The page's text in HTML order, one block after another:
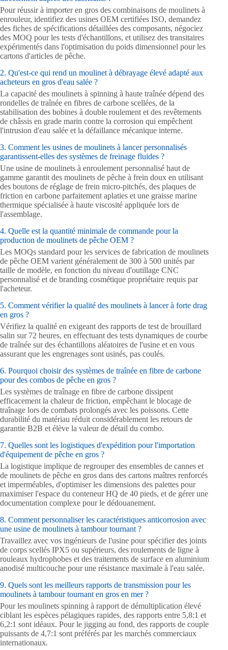
Pour réussir à importer en gros des combinaisons de moulinets à
enrouleur, identifiez des usines OEM certifiées ISO, demandez
des fiches de spécifications détaillées des composants, négociez
des MOQ pour les tests d'échantillons, et utilisez des transitaires
expérimentés dans l'optimisation du poids dimensionnel pour les
cartons d'articles de pêche.
2. Qu'est-ce qui rend un moulinet à débrayage élevé adapté aux
acheteurs en gros d'eau salée ?
La capacité des moulinets à spinning à haute traînée dépend des
rondelles de traînée en fibres de carbone scellées, de la
stabilisation des bobines à double roulement et des revêtements
de châssis en grade marin contre la corrosion qui empêchent
l'intrusion d'eau salée et la défaillance mécanique interne.
3. Comment les usines de moulinets à lancer personnalisés
garantissent-elles des systèmes de freinage fluides ?
Une usine de moulinets à enroulement personnalisé haut de
gamme garantit des moulinets de pêche à frein doux en utilisant
des boutons de réglage de frein micro-pitchés, des plaques de
friction en carbone parfaitement aplaties et une graisse marine
thermique spécialisée à haute viscosité appliquée lors de
l'assemblage.
4. Quelle est la quantité minimale de commande pour la
production de moulinets de pêche OEM ?
Les MOQs standard pour les services de fabrication de moulinets
de pêche OEM varient généralement de 300 à 500 unités par
taille de modèle, en fonction du niveau d'outillage CNC
personnalisé et de branding cosmétique propriétaire requis par
l'acheteur.
5. Comment vérifier la qualité des moulinets à lancer à forte drag
en gros ?
Vérifiez la qualité en exigeant des rapports de test de brouillard
salin sur 72 heures, en effectuant des tests dynamiques de courbe
de traînée sur des échantillons aléatoires de l'usine et en vous
assurant que les engrenages sont usinés, pas coulés.
6. Pourquoi choisir des systèmes de traînée en fibre de carbone
pour des combos de pêche en gros ?
Les systèmes de traînage en fibre de carbone dissipent
efficacement la chaleur de friction, empêchant le blocage de
traînage lors de combats prolongés avec les poissons. Cette
durabilité du matériau réduit considérablement les retours de
garantie B2B et élève la valeur de détail du combo.
7. Quelles sont les logistiques d'expédition pour l'importation
d'équipement de pêche en gros ?
La logistique implique de regrouper des ensembles de cannes et
de moulinets de pêche en gros dans des cartons maîtres renforcés
et imperméables, d'optimiser les dimensions des palettes pour
maximiser l'espace du conteneur HQ de 40 pieds, et de gérer une
documentation complexe pour le dédouanement.
8. Comment personnaliser les caractéristiques anticorrosion avec
une usine de moulinets à tambour tournant ?
Travaillez avec vos ingénieurs de l'usine pour spécifier des joints
de corps scellés IPX5 ou supérieurs, des roulements de ligne à
rouleaux hydrophobes et des traitements de surface en aluminium
anodisé multicouche pour une résistance maximale à l'eau salée.
9. Quels sont les meilleurs rapports de transmission pour les
moulinets à tambour tournant en gros en mer ?
Pour les moulinets spinning à rapport de démultiplication élevé
ciblant les espèces pélagiques rapides, des rapports entre 5,8:1 et
6,2:1 sont idéaux. Pour le jigging au fond, des rapports de couple
puissants de 4,7:1 sont préférés par les marchés commerciaux
internationaux.